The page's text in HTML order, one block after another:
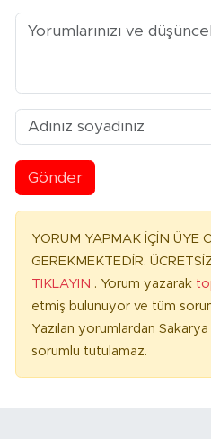
Gönder
YORUM YAPMAK İÇİN ÜYE
GEREKMEKTEDİR.
TIKLAYIN . Yorum yazarak
etmiş bulunuyor ve tüm
Yazılan yorumlardan
sorumlu tutulamaz.